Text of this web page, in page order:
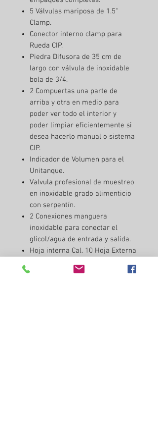
5 Válvulas mariposa de 1.5"
Clamp.
Conector interno clamp para
Rueda CIP.
Piedra Difusora de 35 cm de
largo con válvula de inoxidable
bola de 3/4.
2 Compuertas una parte de
arriba y otra en medio para
poder ver todo el interior y
poder limpiar eficientemente si
desea hacerlo manual o sistema
CIP.
Indicador de Volumen para el
Unitanque.
Valvula profesional de muestreo
en inoxidable grado alimenticio
con serpentín.
2 Conexiones manguera
inoxidable para conectar el
glicol/agua de entrada y salida.
Hoja interna Cal. 10 Hoja Externa
Serpetin Largo de conexión